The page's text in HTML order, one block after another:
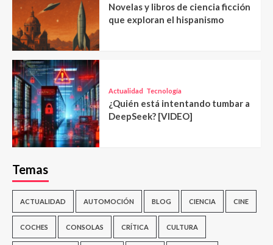
Novelas y libros de ciencia ficción
que exploran el hispanismo
Actualidad Tecnología
¿Quién está intentando tumbar a
DeepSeek? [VIDEO]
Temas
ACTUALIDAD AUTOMOCIÓN BLOG CIENCIA CINE
COCHES CONSOLAS CRÍTICA CULTURA